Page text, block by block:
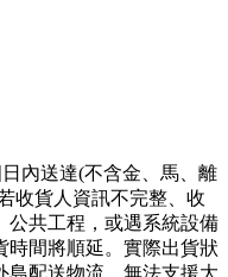
內送達(不含金、馬、離
收貨人資訊不完整、收
公共工程，或遇系統設備
時間將順延。實際出貨狀
島配送物流，無法支援大